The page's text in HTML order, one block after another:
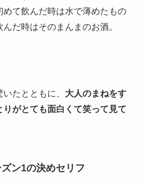
めて飲んだ時は水で薄めたもの
だ時はそのまんまのお酒。
たとともに、 大人のまねをす
りがとても面白くて笑って見て
ン1の決めセリフ